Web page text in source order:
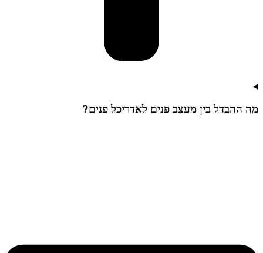
מה ההבדל בין מעצב פנים לאדריכל פנים?